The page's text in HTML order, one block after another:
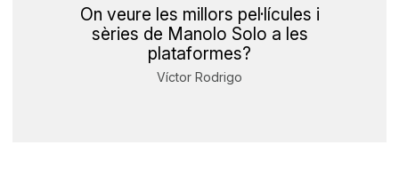
On veure les millors pel·lícules i
sèries de Manolo Solo a les
plataformes?
Víctor Rodrigo